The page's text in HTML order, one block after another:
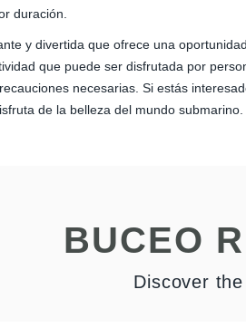
duración.
y divertida que ofrece una
que puede ser disfrutada por
necesarias. Si estás
de la belleza del mundo submarino.
BUCEO
Discover